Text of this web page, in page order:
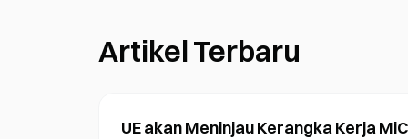
Artikel Terbaru
UE akan Meninjau Kerangka Kerja